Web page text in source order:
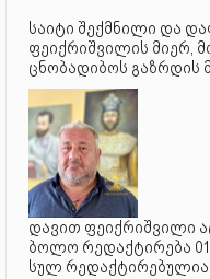
საიტი შექმნილი და
ფეიქრიშვილის მიერ,
ცნობადიბოს გაზრდის
დავით ფეიქრიშვილი
ბოლო რედაქტირება
სულ რედაქტირებულია